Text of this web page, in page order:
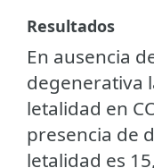
Resultados
En ausencia
degenerativa
letalidad en
presencia de
letalidad es